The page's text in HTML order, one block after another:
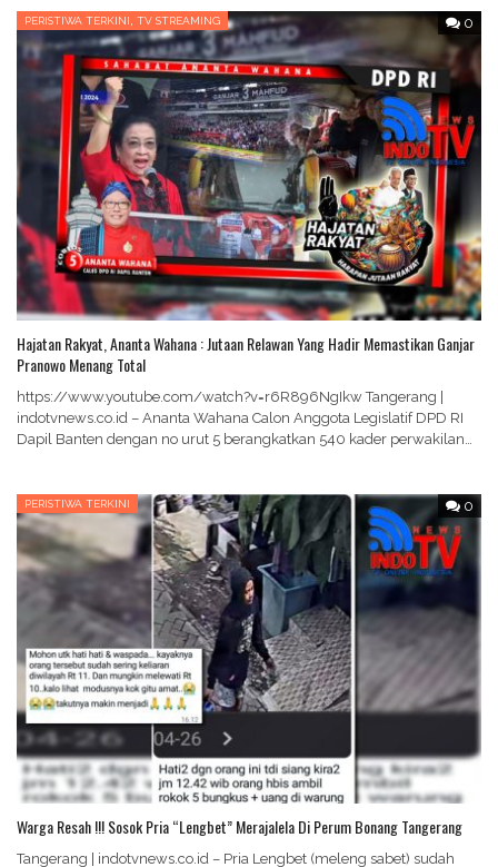
0
PERISTIWA TERKINI, TV STREAMING
Hajatan Rakyat, Ananta Wahana : Jutaan Relawan Yang Hadir Memastikan Ganjar
Pranowo Menang Total
https://www.youtube.com/watch?v=r6R896NgIkw Tangerang |
indotvnews.co.id – Ananta Wahana Calon Anggota Legislatif DPD RI
Dapil Banten dengan no urut 5 berangkatkan 540 kader perwakilan
0
PERISTIWA TERKINI
Warga Resah !!! Sosok Pria “Lengbet” Merajalela Di Perum Bonang Tangerang
Tangerang | indotvnews.co.id – Pria Lengbet (meleng sabet) sudah